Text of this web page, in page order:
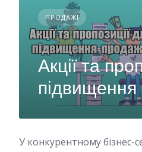
ПРОДАЖІ
Акції та
підвищення
У конкурентному бізнес-